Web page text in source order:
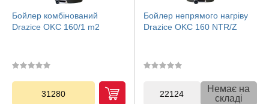
Бойлер комбінований
Drazice OKC 160/1 m2
31280
Бойлер непрямого нагріву
Drazice OKC 160 NTR/Z
22124
Немає на
складі